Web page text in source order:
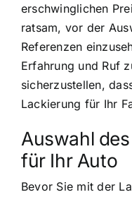
erschwinglichen
ratsam, vor der
Referenzen
Erfahrung und Ruf
sicherzustellen,
Lackierung für Ihr
Auswahl
für Ihr Auto
Bevor Sie mit der